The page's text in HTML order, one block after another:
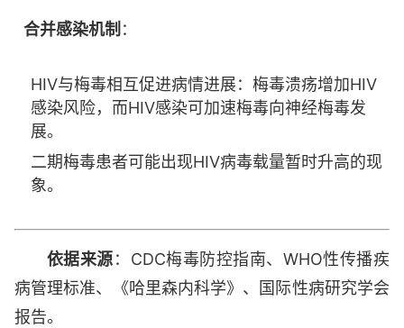
合并感染机制 ：
HIV与梅毒相互促进病情进展：梅毒溃疡增加HIV
感染风险，而HIV感染可加速梅毒向神经梅毒发
展。
二期梅毒患者可能出现HIV病毒载量暂时升高的现
象。
依据来源：CDC梅毒防控指南、WHO性传播疾
病管理标准、《哈里森内科学》、国际性病研究学会
报告。